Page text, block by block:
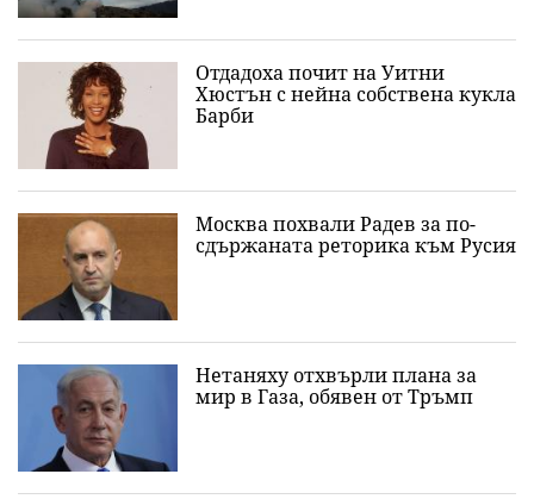
Отдадоха почит на Уитни
Хюстън с нейна собствена кукла
Барби
Москва похвали Радев за по-
сдържаната реторика към Русия
Нетаняху отхвърли плана за
мир в Газа, обявен от Тръмп